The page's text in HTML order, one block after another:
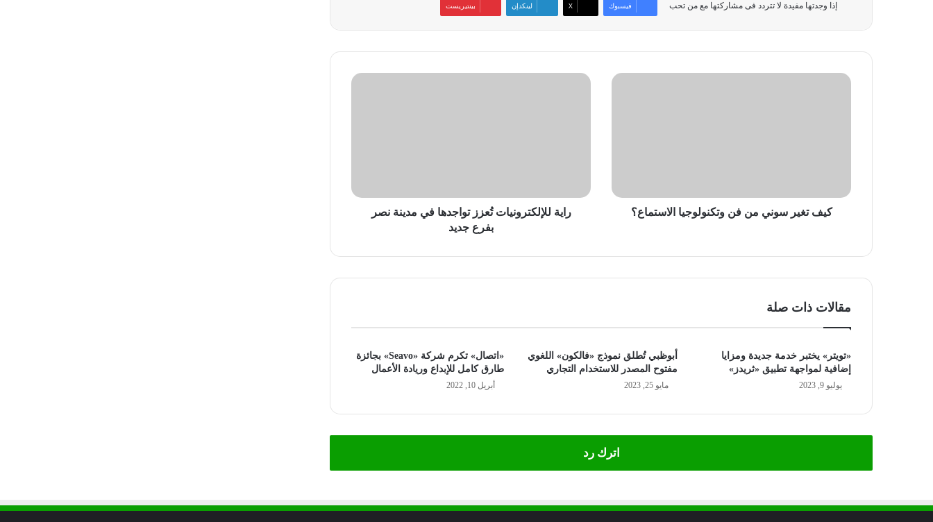
إذا وجدتها مفيدة لا تتردد فى مشاركتها مع من تحب فيسبوك ‫X لينكدإن بينتيريست
كيف
كيف تغير سوني من فن وتكنولوجيا الاستماع؟
راية
جديد
راية للإلكترونيات تُعزز تواجدها في مدينة نصر
بفرع جديد
مقالات ذات صلة
«تويتر» يختبر خدمة جديدة ومزايا
إضافية لمواجهة تطبيق «ثريدز»
يوليو 9, 2023
أبوظبي تُطلق نموذج «فالكون» اللغوي
مفتوح المصدر للاستخدام التجاري
مايو 25, 2023
«اتصال» تكرم شركة «Seavo» بجائزة
طارق كامل للإبداع وريادة الأعمال
أبريل 10, 2022
اترك رد